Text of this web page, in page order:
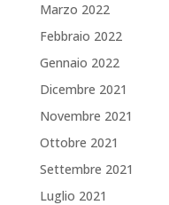
Marzo 2022
Febbraio 2022
Gennaio 2022
Dicembre 2021
Novembre 2021
Ottobre 2021
Settembre 2021
Luglio 2021